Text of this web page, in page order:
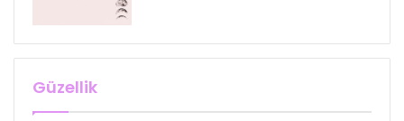
Güzellik